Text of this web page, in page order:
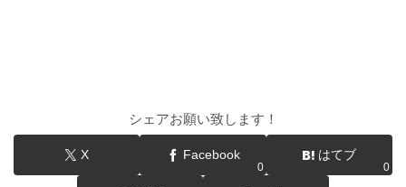
シェアお願い致します！
X Facebook
0
はてブ
0